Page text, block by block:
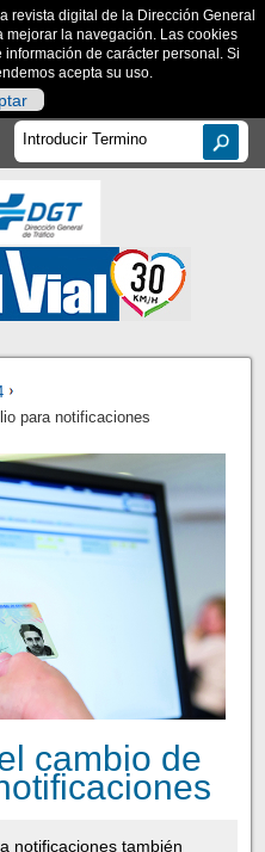
revista digital de la Dirección General
mejorar la navegación. Las cookies
de carácter personal. Si
acepta su uso.
para notificaciones
cambio de
notificaciones también